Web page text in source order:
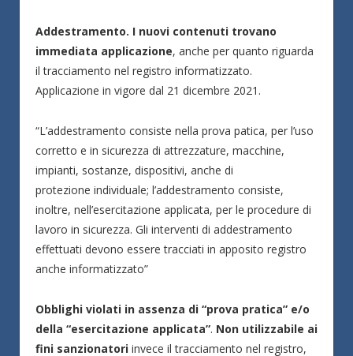
Addestramento. I nuovi contenuti trovano
immediata applicazione, anche per quanto riguarda
il tracciamento nel registro informatizzato.
Applicazione in vigore dal 21 dicembre 2021.
“L’addestramento consiste nella prova patica, per l’uso
corretto e in sicurezza di attrezzature, macchine,
impianti, sostanze, dispositivi, anche di
protezione individuale; l’addestramento consiste,
inoltre, nell’esercitazione applicata, per le procedure di
lavoro in sicurezza. Gli interventi di addestramento
effettuati devono essere tracciati in apposito registro
anche informatizzato”
Obblighi violati in assenza di “prova pratica” e/o
della “esercitazione applicata”. Non utilizzabile ai
fini sanzionatori invece il tracciamento nel registro,